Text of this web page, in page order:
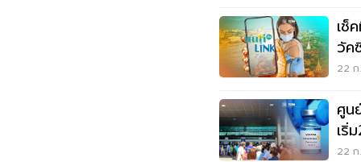
เช็
วัค
22
ศูน
เริ่
22 ก